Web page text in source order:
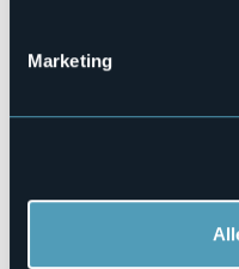
Marketing
Öffnen Sie die